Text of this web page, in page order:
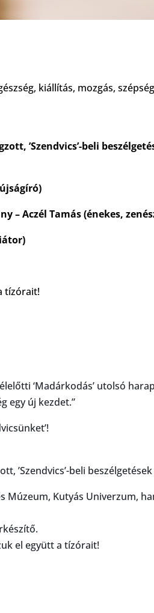
kiállítás, mozgás,
’Szendvics’-beli
– Aczél Tamás (énekes,
tízórait!
‘Madárkodás’ utolsó
egy új kezdet.”
’Szendvics’-beli
Múzeum, Kutyás Univerzum,
el együtt a tízórait!